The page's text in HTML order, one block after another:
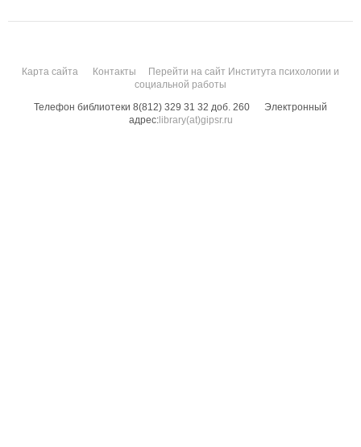
Карта сайта Контакты
Перейти на сайт Института психологии и
социальной работы
Телефон библиотеки 8(812) 329 31 32 доб. 260
Электронный
адрес:library(at)gipsr.ru